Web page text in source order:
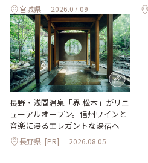
宮城県 2026.07.09
長野・浅間温泉「界 松本」がリニ
ューアルオープン。信州ワインと
音楽に浸るエレガントな湯宿へ
長野県 [PR] 2026.08.05